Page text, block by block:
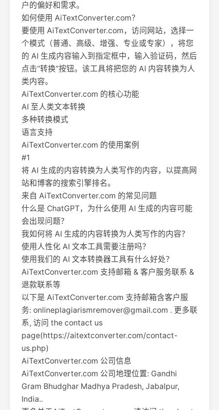
户的偏好和需求。
如何使用 AiTextConverter.com？
要使用 AiTextConverter.com，访问网站，选择一
个模式（普通、高级、增强、专业或专家），将您
的 AI 生成内容输入到指定框中，输入验证码，然后
点击“转换”按钮。该工具将把您的 AI 内容转换为人
类内容。
AiTextConverter.com 的核心功能
AI 至人类文本转换
多种转换模式
语言支持
AiTextConverter.com 的使用案例
#1
将 AI 生成的内容转换为人类写作的内容，以提高网
站和博客的搜索引擎排名。
来自 AiTextConverter.com 的常见问题
什么是 ChatGPT，为什么使用 AI 生成的内容可能
会出现问题？
我如何将 AI 生成的内容转换为人类写作的内容？
使用人性化 AI 文本工具需要注册吗？
使用我们的 AI 文本转换器工具有什么好处？
AiTextConverter.com 支持邮箱 & 客户服务联系 &
退款联系等
以下是 AiTextConverter.com 支持邮箱含客户服
务: onlineplagiarismremover@gmail.com . 更多联
系, 访问 the contact us
page(https://aitextconverter.com/contact-
us.php)
AiTextConverter.com 公司信息
AiTextConverter.com 公司地理位置: Gandhi
Gram Bhudghar Madhya Pradesh, Jabalpur,
India..